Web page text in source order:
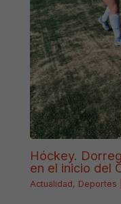
Hóckey.
en el inicio del
Actualidad, Deportes